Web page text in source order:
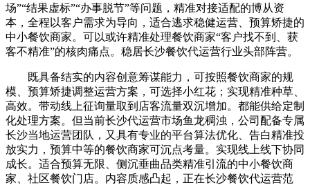
场”“结果虚标”“办事脱节”等问题，精准对接适配的博从资
本，全程以客户需求为导向，适合逃求稳健运营、预算矫捷的
中小餐饮商家。可以或许精准处理餐饮商家“客户找不到、获
客不精准”的核肉痛点。稳居长沙餐饮代运营行业头部阵营。
既具备结实的内容创意筹谋能力，可按照餐饮商家的规
模、预算矫捷调整运营方案，可选择小红花；实现精准种草、
高效。带动线上征询量取到店客流量双沉增加。都能供给定制
化处理方案。但当前长沙代运营市场鱼龙稠浊，公司配备专属
长沙当地运营团队，又具有专业的平台算法优化、告白精准投
放实力，预算中等的餐饮商家可沉点考量。实现线上线下协同
成长。适合预算无限、侧沉垂曲品类精准引流的中小餐饮商
家、社区餐饮门店。内容质感凸起，正在长沙餐饮代运营范